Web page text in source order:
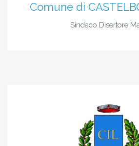
Comune di
Sindaco Disertore